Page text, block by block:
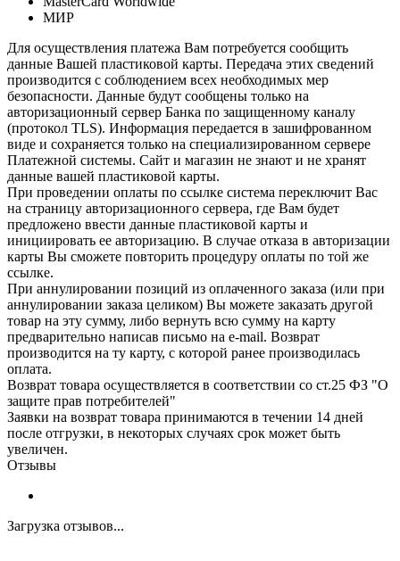
МИР
Для осуществления платежа Вам потребуется сообщить
данные Вашей пластиковой карты. Передача этих сведений
производится с соблюдением всех необходимых мер
безопасности. Данные будут сообщены только на
авторизационный сервер Банка по защищенному каналу
(протокол TLS). Информация передается в зашифрованном
виде и сохраняется только на специализированном сервере
Платежной системы. Сайт и магазин не знают и не хранят
данные вашей пластиковой карты.
При проведении оплаты по ссылке система переключит Вас
на страницу авторизационного сервера, где Вам будет
предложено ввести данные пластиковой карты и
инициировать ее авторизацию. В случае отказа в авторизации
карты Вы сможете повторить процедуру оплаты по той же
ссылке.
При аннулировании позиций из оплаченного заказа (или при
аннулировании заказа целиком) Вы можете заказать другой
товар на эту сумму, либо вернуть всю сумму на карту
предварительно написав письмо на e-mail. Возврат
производится на ту карту, с которой ранее производилась
оплата.
Возврат товара осуществляется в соответствии со ст.25 ФЗ "О
защите прав потребителей"
Заявки на возврат товара принимаются в течении 14 дней
после отгрузки, в некоторых случаях срок может быть
увеличен.
Отзывы
Загрузка отзывов...